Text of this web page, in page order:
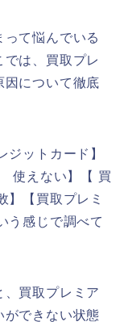
て悩んでいる
では、買取プレ
因について徹底
ジットカード】
使えない】【 買
【買取プレミ
う感じで調べて
、買取プレミア
ができない状態